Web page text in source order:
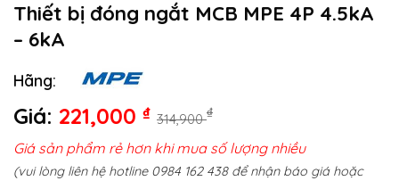
Thiết bị đóng ngắt MCB MPE 4P 4.5kA
– 6kA
Giá: 314,900₫
221,000 ₫
Hãng:
Giá sản phẩm rẻ hơn khi mua số lượng nhiều
(vui lòng liên hệ hotline 0984 162 438 để nhận báo giá hoặc